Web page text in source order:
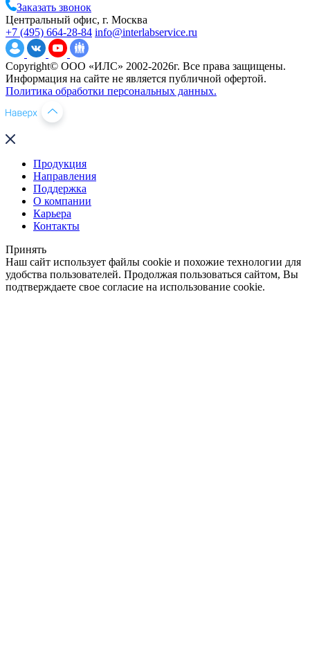
Заказать звонок
Центральный офис, г. Москва
+7 (495) 664-28-84 info@interlabservice.ru
Copyright© ООО «ИЛС» 2002-2026г. Все права защищены.
Информация на сайте не является публичной офертой.
Политика обработки персональных данных.
Продукция
Направления
Поддержка
О компании
Карьера
Контакты
Принять
Наш сайт использует файлы cookie и похожие технологии для
удобства пользователей. Продолжая пользоваться сайтом, Вы
подтверждаете свое согласие на использование cookie.